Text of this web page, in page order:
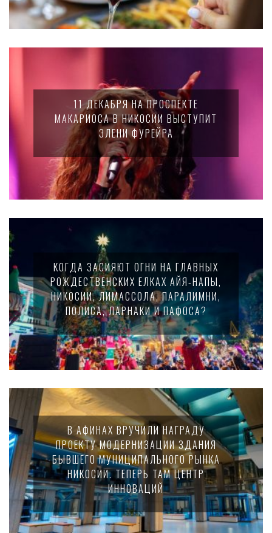
11 ДЕКАБРЯ НА ПРОСПЕКТЕ
МАКАРИОСА В НИКОСИИ ВЫСТУПИТ
ЭЛЕНИ ФУРЕЙРА
КОГДА ЗАСИЯЮТ ОГНИ НА ГЛАВНЫХ
РОЖДЕСТВЕНСКИХ ЕЛКАХ АЙЯ-НАПЫ,
НИКОСИИ, ЛИМАССОЛА, ПАРАЛИМНИ,
ПОЛИСА, ЛАРНАКИ И ПАФОСА?
В АФИНАХ ВРУЧИЛИ НАГРАДУ
ПРОЕКТУ МОДЕРНИЗАЦИИ ЗДАНИЯ
БЫВШЕГО МУНИЦИПАЛЬНОГО РЫНКА
НИКОСИИ. ТЕПЕРЬ ТАМ ЦЕНТР
ИННОВАЦИЙ